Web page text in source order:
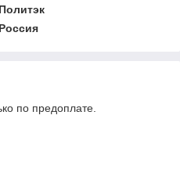
Политэк
Россия
по предоплате.